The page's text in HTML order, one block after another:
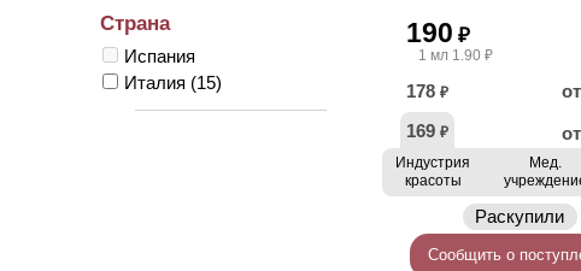
Страна
Испания
Италия (15)
190 ₽
1 мл 1.90 ₽
178 ₽
169 ₽
Индустрия
красоты
Мед.
Раскупили
Сообщить о